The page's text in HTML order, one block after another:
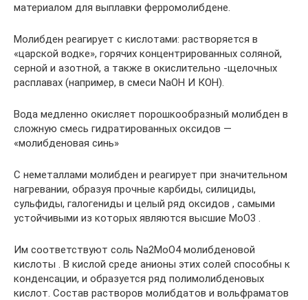
материалом для выплавки ферромолибдене.
Молибден реагирует с кислотами: растворяется в
«царской водке», горячих концентрированных соляной,
серной и азотной, а также в окислительно -щелочных
расплавах (например, в смеси NaOH И КОН).
Вода медленно окисляет порошкообразный молибден в
сложную смесь гидратированных оксидов —
«молибденовая синь»
С неметаллами молибден и реагирует при значительном
нагревании, образуя прочные карбиды, силициды,
сульфиды, галогениды и целый ряд оксидов , самыми
устойчивыми из которых являются высшие МоО3 .
Им соответствуют соль Na2MoО4 молибденовой
кислоты . В кислой среде анионы этих солей способны к
конденсации, и образуется ряд полимолибденовых
кислот. Состав растворов молибдатов и вольфраматов